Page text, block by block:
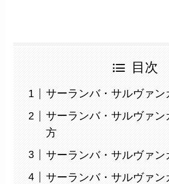
目次
サーランバ・サルヴァン
サーランバ・サルヴァン
方
サーランバ・サルヴァン
サーランバ・サルヴァン